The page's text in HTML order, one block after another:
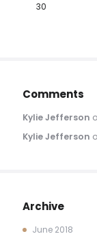
30
Comments
Kylie Jefferson
Kylie Jefferson
Archive
June 2018